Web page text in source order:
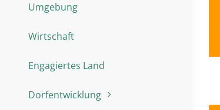
Umgebung
Wirtschaft
Engagiertes Land
Dorfentwicklung